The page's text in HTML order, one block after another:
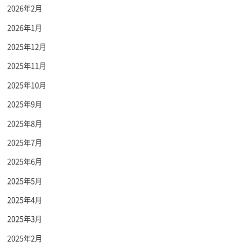
2026年2月
2026年1月
2025年12月
2025年11月
2025年10月
2025年9月
2025年8月
2025年7月
2025年6月
2025年5月
2025年4月
2025年3月
2025年2月